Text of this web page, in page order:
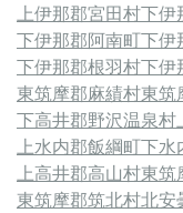
上伊那郡宮田村下伊
下伊那郡阿南町下伊
下伊那郡根羽村下伊
東筑摩郡麻績村東筑
下高井郡野沢温泉村
上水内郡飯綱町下水
上高井郡高山村東筑
東筑摩郡筑北村北安